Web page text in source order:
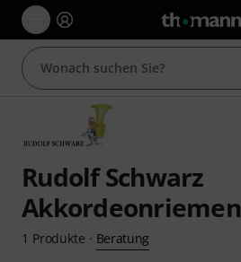
Rudolf Schwarz
Akkordeonriemen
1 Produkte · Beratung